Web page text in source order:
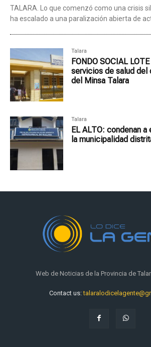
TALARA. Lo que comenzó como una crisis
ha escalado a una paralización abierta de
Talara
FONDO SOCIAL
servicios de salud del
del Minsa Talara
Talara
EL ALTO: condenan
la municipalidad
Web de Noticias de la Provincia de
Contact us: